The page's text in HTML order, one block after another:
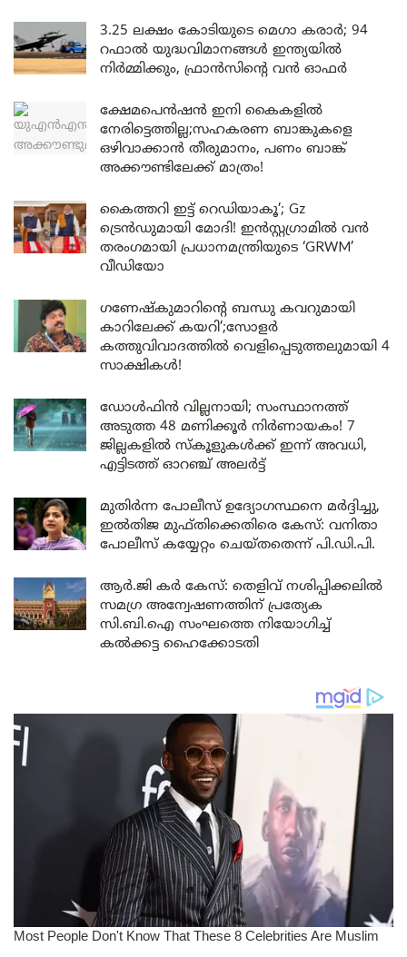
3.25 ലക്ഷം കോടിയുടെ മെഗാ കരാർ; 94
റഫാൽ യുദ്ധവിമാനങ്ങൾ ഇന്ത്യയിൽ
നിർമ്മിക്കും, ഫ്രാൻസിന്റെ വൻ ഓഫർ
ക്ഷേമപെൻഷൻ ഇനി കൈകളിൽ
നേരിട്ടെത്തില്ല;സഹകരണ ബാങ്കുകളെ
ഒഴിവാക്കാൻ തീരുമാനം, പണം ബാങ്ക്
അക്കൗണ്ടിലേക്ക് മാത്രം!
കൈത്തറി ഇട്ട് റെഡിയാകൂ’; Gz
ട്രെൻഡുമായി മോദി! ഇൻസ്റ്റഗ്രാമിൽ വൻ
തരംഗമായി പ്രധാനമന്ത്രിയുടെ ‘GRWM’
വീഡിയോ
ഗണേഷ്കുമാറിന്റെ ബന്ധു കവറുമായി
കാറിലേക്ക് കയറി’;സോളർ
കത്തുവിവാദത്തിൽ വെളിപ്പെടുത്തലുമായി 4
സാക്ഷികൾ!
ഡോൾഫിൻ വില്ലനായി; സംസ്ഥാനത്ത്
അടുത്ത 48 മണിക്കൂർ നിർണായകം! 7
ജില്ലകളിൽ സ്കൂളുകൾക്ക് ഇന്ന് അവധി,
എട്ടിടത്ത് ഓറഞ്ച് അലർട്ട്
മുതിർന്ന പോലീസ് ഉദ്യോഗസ്ഥനെ മർദ്ദിച്ചു,
ഇൽതിജ മുഫ്തിക്കെതിരെ കേസ്: വനിതാ
പോലീസ് കയ്യേറ്റം ചെയ്തതെന്ന് പി.ഡി.പി.
ആർ.ജി കർ കേസ്: തെളിവ് നശിപ്പിക്കലിൽ
സമഗ്ര അന്വേഷണത്തിന് പ്രത്യേക
സി.ബി.ഐ സംഘത്തെ നിയോഗിച്ച്
കൽക്കട്ട ഹൈക്കോടതി